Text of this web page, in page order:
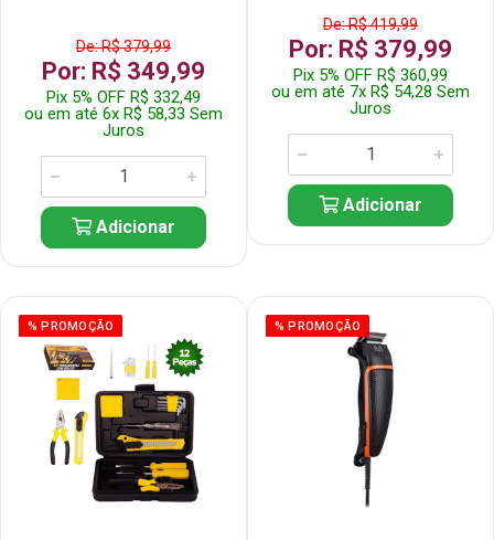
De: R$ 379,99
Por: R$ 349,99
Pix 5% OFF R$ 332,49
ou em até 6x R$ 58,33 Sem
Juros
Adicionar
De: R$ 419,99
Por: R$ 379,99
Pix 5% OFF R$ 360,99
ou em até 7x R$ 54,28 Sem
Juros
Adicionar
% PROMOÇÃO % PROMOÇÃO